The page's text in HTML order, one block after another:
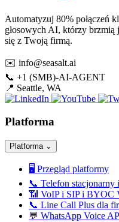
Automatyzuj 80% połączeń
głosowych AI, którzy
się z Twoją firmą.
✉️ info@seasalt.ai
📞 +1 (SMB)-AI-AGENT
📍 Seattle, WA
Platforma
Platforma ⌄
🖥️ Przegląd platformy
📞 Telefon
📶 VoIP i SIP i BYOC
📞 Line Call Plus dla
💬 WhatsApp Voice